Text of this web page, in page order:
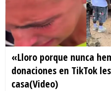
«Lloro porque nunca
donaciones en TikTok
casa(Video)